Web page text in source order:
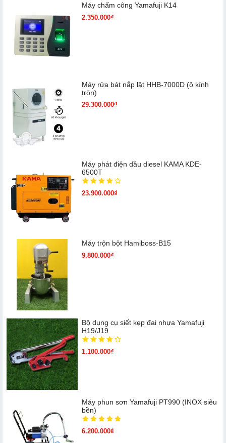
Máy chấm cô​ng Yamafuji K14
2.350.000₫
Máy rửa bát nắp lật HHB-7000D (ô kính
tròn)
29.300.000₫
Máy phát điện dầu diesel KAMA KDE-
6500T
23.900.000₫
Máy trộn bột Hamiboss-B15
9.800.000₫
Bộ dụng cụ siết kẹp đai nhựa Yamafuji
H19/J19
1.100.000₫
Máy phun sơn Yamafuji PT990 (INOX siêu
bền)
6.200.000₫